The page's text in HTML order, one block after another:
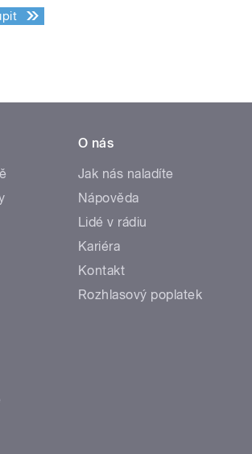
O nás
Jak nás naladíte
Nápověda
Lidé v rádiu
Kariéra
Kontakt
Rozhlasový poplatek